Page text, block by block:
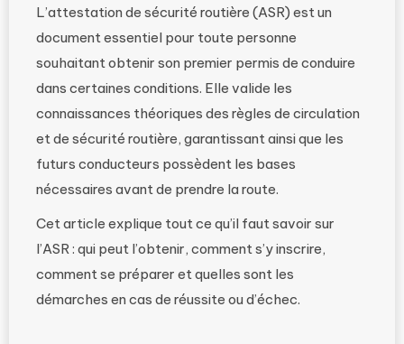
L’attestation de sécurité routière (ASR) est un
document essentiel pour toute personne
souhaitant obtenir son premier permis de conduire
dans certaines conditions. Elle valide les
connaissances théoriques des règles de circulation
et de sécurité routière, garantissant ainsi que les
futurs conducteurs possèdent les bases
nécessaires avant de prendre la route.
Cet article explique tout ce qu’il faut savoir sur
l’ASR : qui peut l’obtenir, comment s’y inscrire,
comment se préparer et quelles sont les
démarches en cas de réussite ou d’échec.